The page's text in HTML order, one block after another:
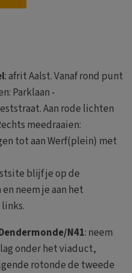
: afrit Aalst. Vanaf rond punt
Parklaan -
Aan rode lichten
meedraaien:
tot aan Werf(plein) met
blijf je op de
neem je aan het
N41: neem
onder het viaduct,
rotonde de tweede